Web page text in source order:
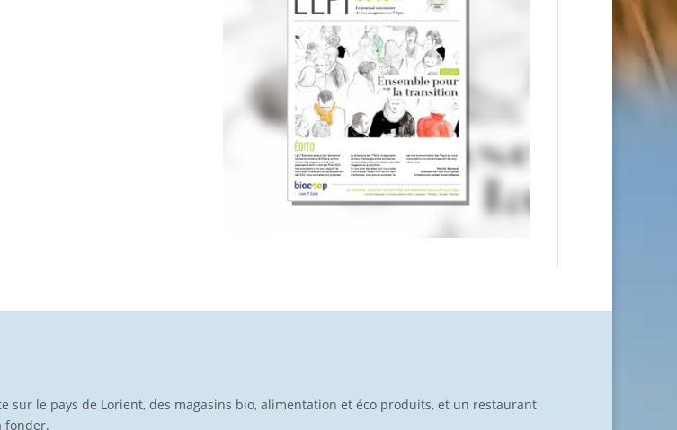
sur le pays de Lorient, des magasins bio, alimentation et éco produits, et un restaurant
fonder.